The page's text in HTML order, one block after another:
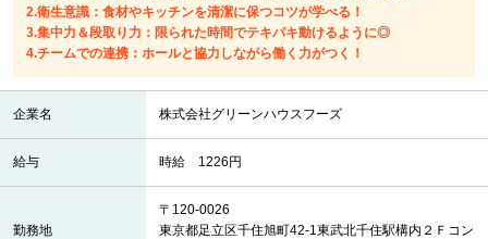
2.衛生意識：食材やキッチンを清潔に保つコツが学べる！
3.集中力＆段取り力：限られた時間でテキパキ動けるように◎
4.チームでの連携：ホールと協力しながら働く力がつく！
企業名 株式会社グリーンハウスフーズ
給与 時給 1226円
勤務地
〒120-0026
東京都足立区千住旭町42-1東武北千住駅構内２Ｆコン